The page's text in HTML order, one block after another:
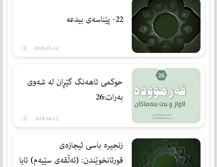
22- پێناسەی بیدعە
2026-05-14
حوكمى ئاهه‌نگ گێڕان له‌ شه‌وى
به‌رات:26
2018-04-12
زنجیره‌ باسی ئیجازه‌ی
قورئانخوێندن: (ئه‌ڵقه‌ی سێیه‌م) ئایا